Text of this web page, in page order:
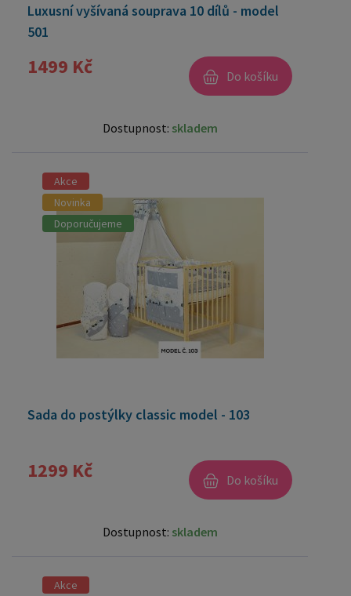
Luxusní vyšívaná souprava 10 dílů - model
501
1499 Kč Do košíku
Dostupnost: skladem
Akce
Novinka
Doporučujeme
Sada do postýlky classic model - 103
1299 Kč Do košíku
Dostupnost: skladem
Akce